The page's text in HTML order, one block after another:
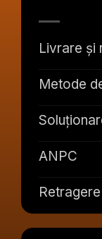
Livrare și
Metode
ANPC